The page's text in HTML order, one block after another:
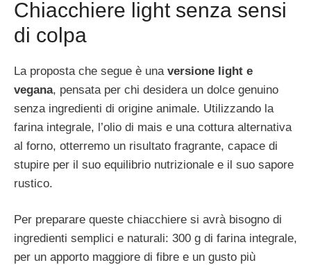
Chiacchiere light senza sensi
di colpa
La proposta che segue è una versione light e
vegana, pensata per chi desidera un dolce genuino
senza ingredienti di origine animale. Utilizzando la
farina integrale, l’olio di mais e una cottura alternativa
al forno, otterremo un risultato fragrante, capace di
stupire per il suo equilibrio nutrizionale e il suo sapore
rustico.
Per preparare queste chiacchiere si avrà bisogno di
ingredienti semplici e naturali: 300 g di farina integrale,
per un apporto maggiore di fibre e un gusto più